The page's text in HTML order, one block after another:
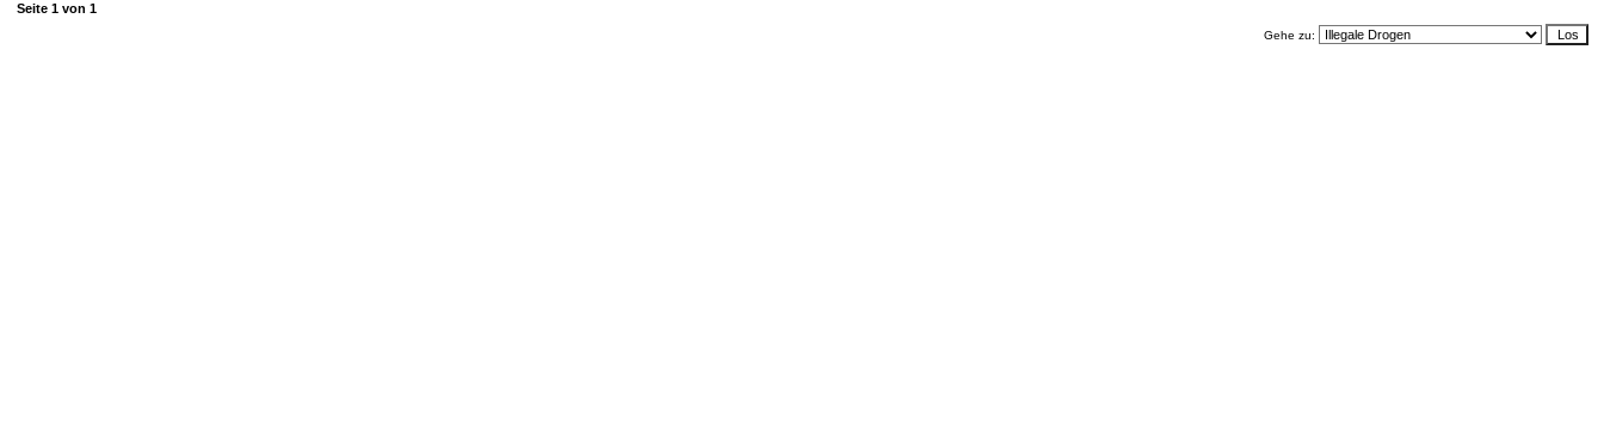
Seite 1 von 1
Gehe zu: